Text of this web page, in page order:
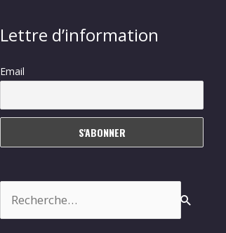
Lettre d’information
Email